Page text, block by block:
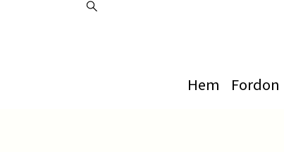
Hem Fordon